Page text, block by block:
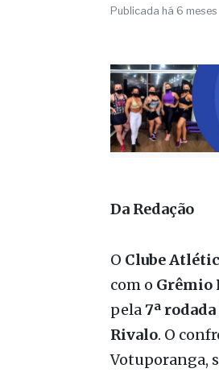
Da Redação
O Clube
com o Grêmio
pela 7ª
Rivalo. O
Votuporanga,